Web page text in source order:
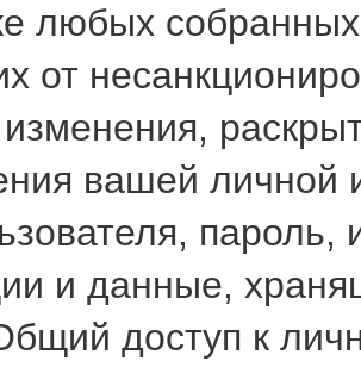
любых
от
вашей личной
и данные,
доступ к